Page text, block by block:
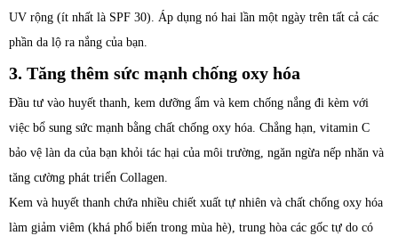
UV rộng (ít nhất là SPF 30). Áp dụng nó hai lần một ngày trên tất cả các
phần da lộ ra nắng của bạn.
3. Tăng thêm sức mạnh chống oxy hóa
Đầu tư vào huyết thanh, kem dưỡng ẩm và kem chống nắng đi kèm với
việc bổ sung sức mạnh bằng chất chống oxy hóa. Chẳng hạn, vitamin C
bảo vệ làn da của bạn khỏi tác hại của môi trường, ngăn ngừa nếp nhăn và
tăng cường phát triển Collagen.
Kem và huyết thanh chứa nhiều chiết xuất tự nhiên và chất chống oxy hóa
làm giảm viêm (khá phổ biến trong mùa hè), trung hòa các gốc tự do có